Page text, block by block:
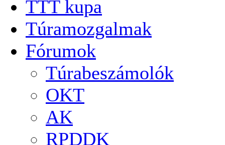
TTT kupa
Túramozgalmak
Fórumok
Túrabeszámolók
OKT
AK
RPDDK